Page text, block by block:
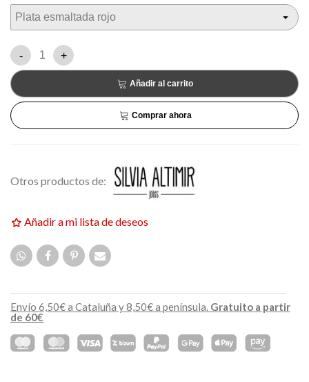
- +
Añadir al carrito
Comprar ahora
Otros productos de:
Añadir a mi lista de deseos
Envío 6,50€ a Cataluña y 8,50€ a península. Gratuito a partir
de 60€